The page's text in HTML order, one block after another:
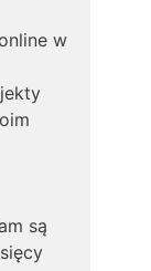
w
są